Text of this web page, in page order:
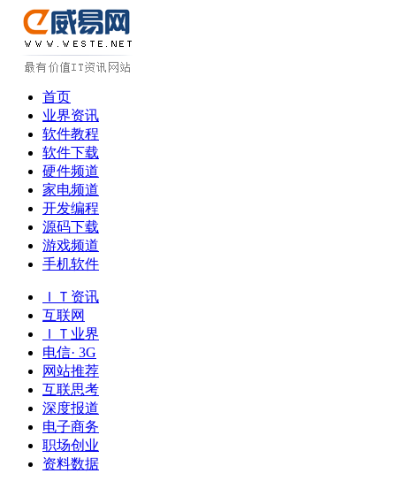
首页
业界资讯
软件教程
软件下载
硬件频道
家电频道
开发编程
源码下载
游戏频道
手机软件
ＩＴ资讯
互联网
ＩＴ业界
电信· 3G
网站推荐
互联思考
深度报道
电子商务
职场创业
资料数据